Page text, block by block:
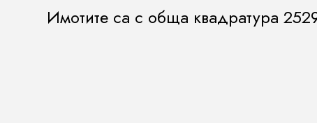
Имотите са с обща квадратура